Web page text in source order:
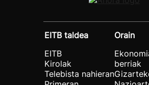
EITB taldea
EITB
Kirolak
Telebista nahieran
Orain
berriak